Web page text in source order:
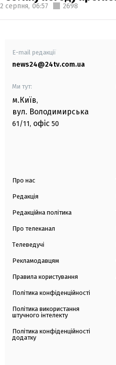
2 серпня, 06:57 2698
E-mail редакції
news24@24tv.com.ua
Ми тут:
м.Київ,
вул. Володимирська
61/11, офіс 50
Про нас
Редакція
Редакційна політика
Про телеканал
Телеведучі
Рекламодавцям
Правила користування
Політика конфіденційності
Політика використання
штучного інтелекту
Політика конфіденційності
додатку